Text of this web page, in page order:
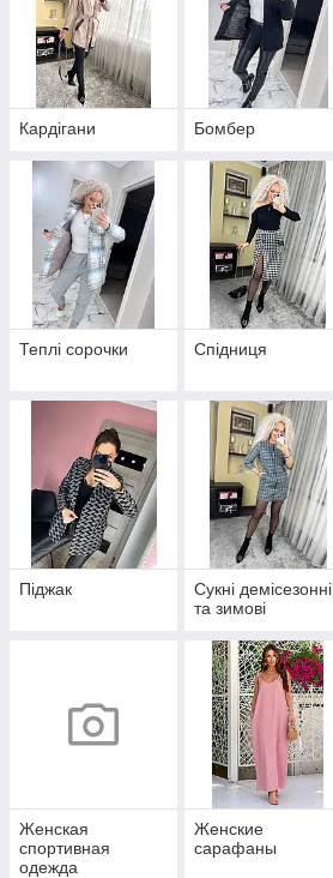
Кардігани Бомбер
Теплі сорочки Спідниця
Піджак
Сукні демісезонні
та зимові
Женская
спортивная
одежда
Женские
сарафаны